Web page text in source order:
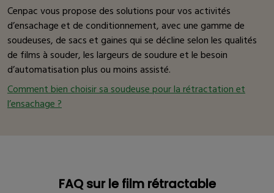
Cenpac vous propose des solutions pour vos activités
d’ensachage et de conditionnement, avec une gamme de
soudeuses, de sacs et gaines qui se décline selon les qualités
de films à souder, les largeurs de soudure et le besoin
d’automatisation plus ou moins assisté.
Comment bien choisir sa soudeuse pour la rétractation et
l’ensachage ?
FAQ sur le film rétractable